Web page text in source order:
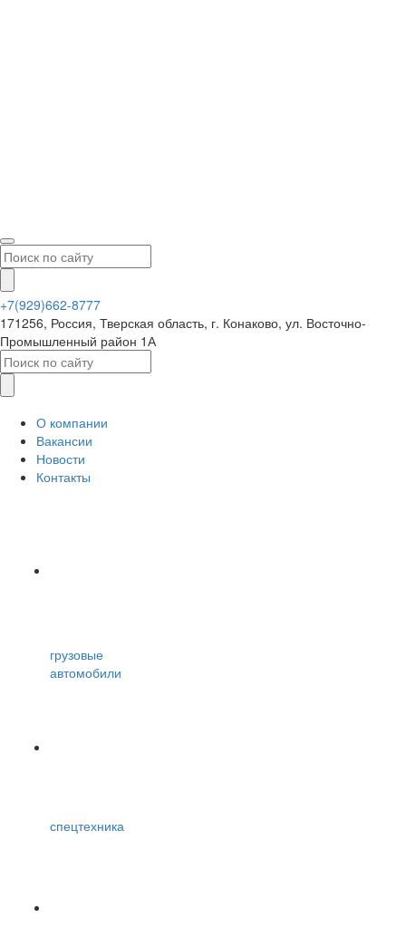
+7(929)662-8777
171256, Россия, Тверская область, г. Конаково, ул. Восточно-
Промышленный район 1А
О компании
Вакансии
Новости
Контакты
грузовые
автомобили
спецтехника